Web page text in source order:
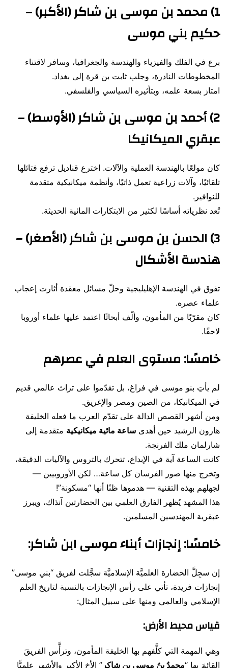
1) محمد بن موسى بن شاكر (الأكبر) –
حكيم بني موسى
برع في الفلك والفيزياء والهندسة والجغرافيا، وسافر لاقتناء
المخطوطات النادرة، وجلب ثابت بن قرة إلى بغداد.
امتاز بسعة علمه، وبتأثيره السياسي والفلسفي.
2) أحمد بن موسى بن شاكر (الأوسط) –
عبقري الميكانيكا
كان مولعًا بالهندسة العملية والآلات. اخترع قناديل ترفع فتائلها
تلقائيًا، وآلات زراعية تعمل ذاتيًا، وأنظمة ميكانيكية متقدمة
للنوافير.
تُعد نظرياته أساسًا لكثير من الابتكارات المائية الحديثة.
3) الحسن بن موسى بن شاكر (الأصغر) –
هندسة الأشكال
تفوق في الهندسة الإهليليجية وحلّ مسائل معقدة أثارت إعجاب
علماء عصره.
كان مقرّبًا من المأمون، وألّف أبحاثًا اعتمد عليها علماء أوروبا
لاحقًا.
خامسًا: مستوى العلم في عصرهم
لم يأتِ بنو موسى في فراغ، بل تقدّموا على تراث عالمي قديم
في الميكانيكا، من الصين ومصر والإغريق.
ومن أشهر القصص الدالة على تقدّم العرب ما فعله الخليفة
هارون الرشيد حين أهدى ساعة مائية ميكانيكية متقدمة إلى
شارلمان ملك الفرنجة.
كانت الساعة آية في الإبداع، تتحرك بالتروس والآليات الدقيقة،
وتخرج منها صور الفرسان كل ساعة… لكن الأوروبيين —
لجهلهم بهذه التقنية — هدموها ظنًا أنها “مسكونة”!
هذا المشهد يُظهر الفارق العلمي بين الحضارتين آنذاك، ويبرز
عبقرية المهندسين المسلمين.
خامسًا:إنجازات أبناء موسى ابن شاكر:
إن سجِلَّ الحضارة العلميَّة الإسلاميَّة سجَّلت لفريق “بني موسى”
إنجازات فريدة، تأتي على رأس الإنجازات بالنسبة لتاريخ العلم
الإسلامي والعالمي ومنها على سبيل المثال:
قياس محيط الأرض:
وهي المهمة التي كلَّفهم بها الخليفة المأمون، وترأَّس الفريقَ
القائمَ بها “محمدُ بنُ موسى بن شاكر ” الأخ الأكبر والأشهر علميًّا